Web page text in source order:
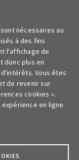
pour
nécessaires au
à des fins
l'affichage de
donc plus en
Vous êtes
de revenir sur
cookies ».
en ligne